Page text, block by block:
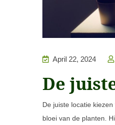
April 22, 2024
De
De juiste locatie
bloei van de planten.